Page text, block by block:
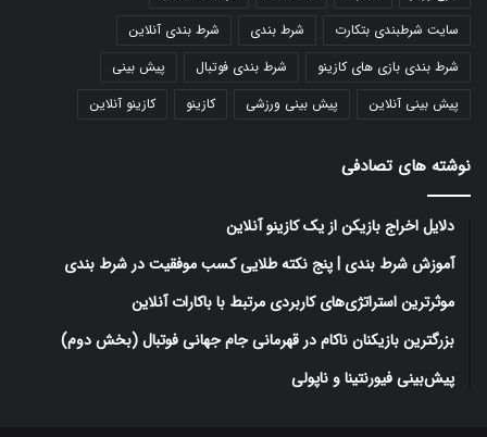
سایت شرطبندی بتکارت
شرط بندی
شرط بندی آنلاین
شرط بندی بازی های کازینو
شرط بندی فوتبال
پیش بینی
پیش بینی آنلاین
پیش بینی ورزشی کازینو کازینو آنلاین
نوشته های تصادفی
دلایل اخراج بازیکن از یک کازینو آنلاین
آموزش شرط بندی | پنج نکته طلایی کسب موفقیت در شرط بندی
موثرترین استراتژی‌های کاربردی مرتبط با باکارات آنلاین
بزرگترین بازیکنان ناکام در قهرمانی جام جهانی فوتبال (بخش دوم)
پیش‌بینی فیورنتینا و ناپولی